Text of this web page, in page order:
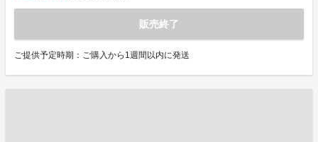
販売終了
ご提供予定時期：ご購入から1週間以内に発送